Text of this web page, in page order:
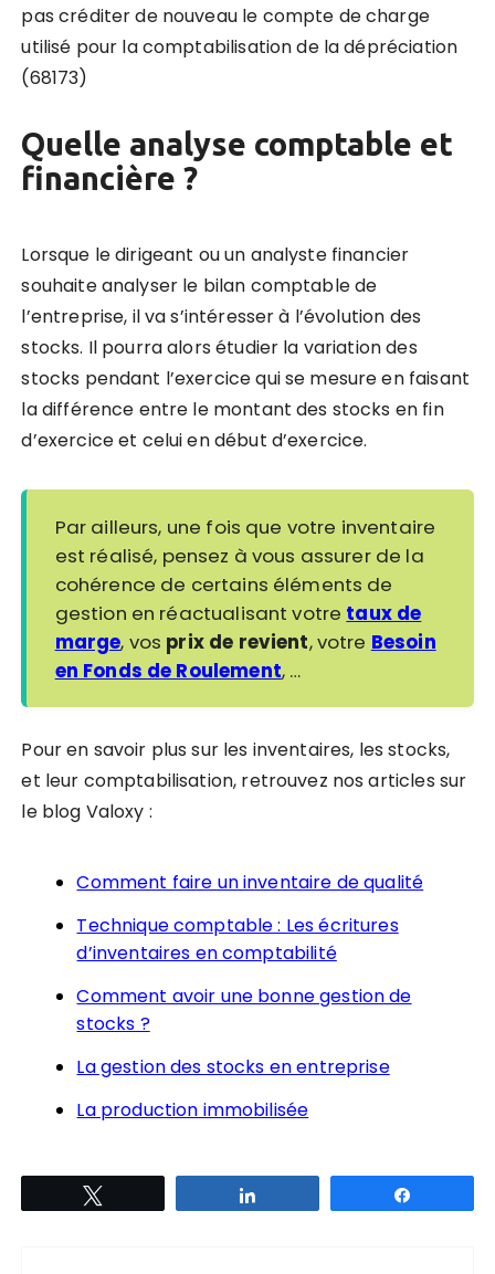
pas créditer de nouveau le compte de charge
utilisé pour la comptabilisation de la dépréciation
(68173)
Quelle analyse comptable et
financière ?
Lorsque le dirigeant ou un analyste financier
souhaite analyser le bilan comptable de
l’entreprise, il va s’intéresser à l’évolution des
stocks. Il pourra alors étudier la variation des
stocks pendant l’exercicequi se mesure en faisant
la différence entre le montant des stocks en fin
d’exercice et celui en début d’exercice.
Par ailleurs, une fois que votre inventaire
est réalisé, pensez à vous assurer de la
cohérence de certains éléments de
gestion en réactualisant votre taux de
marge, vos prix de revient, votre Besoin
en Fonds de Roulement, …
Pour en savoir plus sur les inventaires, les stocks,
et leur comptabilisation, retrouvez nos articles sur
le blog Valoxy :
Comment faire un inventaire de qualité
Technique comptable : Les écritures
d’inventaires en comptabilité
Comment avoir une bonne gestion de
stocks ?
La gestion des stocks en entreprise
La production immobilisée